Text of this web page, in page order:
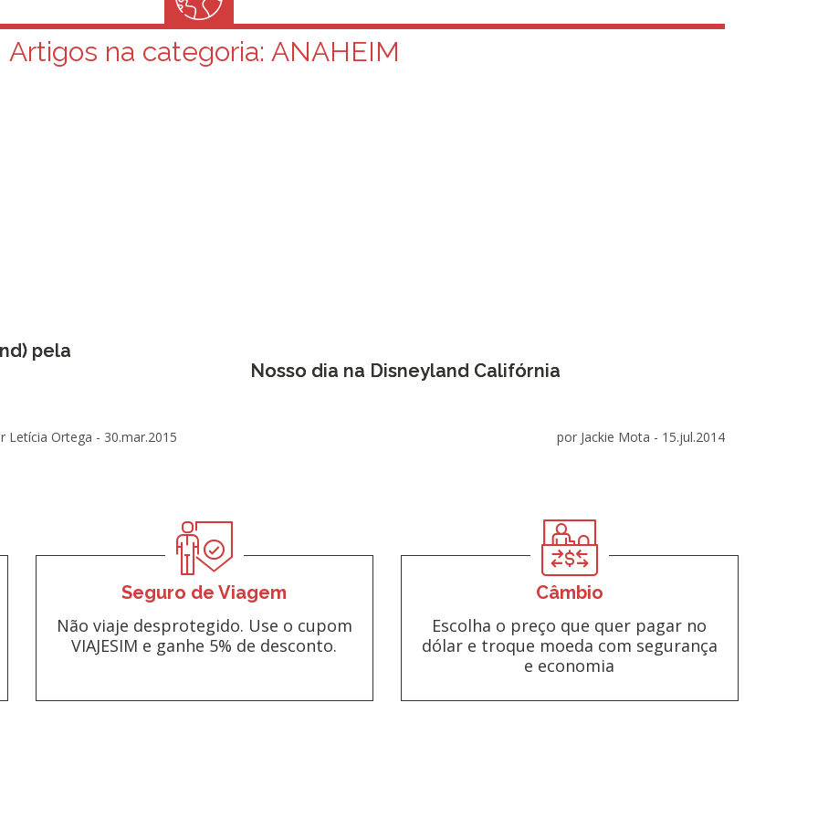
Artigos na categoria: ANAHEIM
pela
Letícia Ortega - 30.mar.2015
Nosso dia na Disneyland Califórnia
por Jackie Mota - 15.jul.2014
Seguro de Viagem
Não viaje desprotegido. Use o cupom
VIAJESIM e ganhe 5% de desconto.
Câmbio
Escolha o preço que quer pagar no
dólar e troque moeda com segurança
e economia